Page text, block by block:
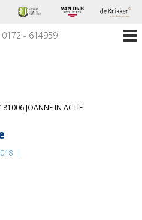
0172 - 614959
181006 JOANNE IN ACTIE
|